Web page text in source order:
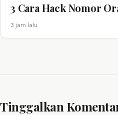
3 Cara Hack Nomor
3 jam lalu
Tinggalkan